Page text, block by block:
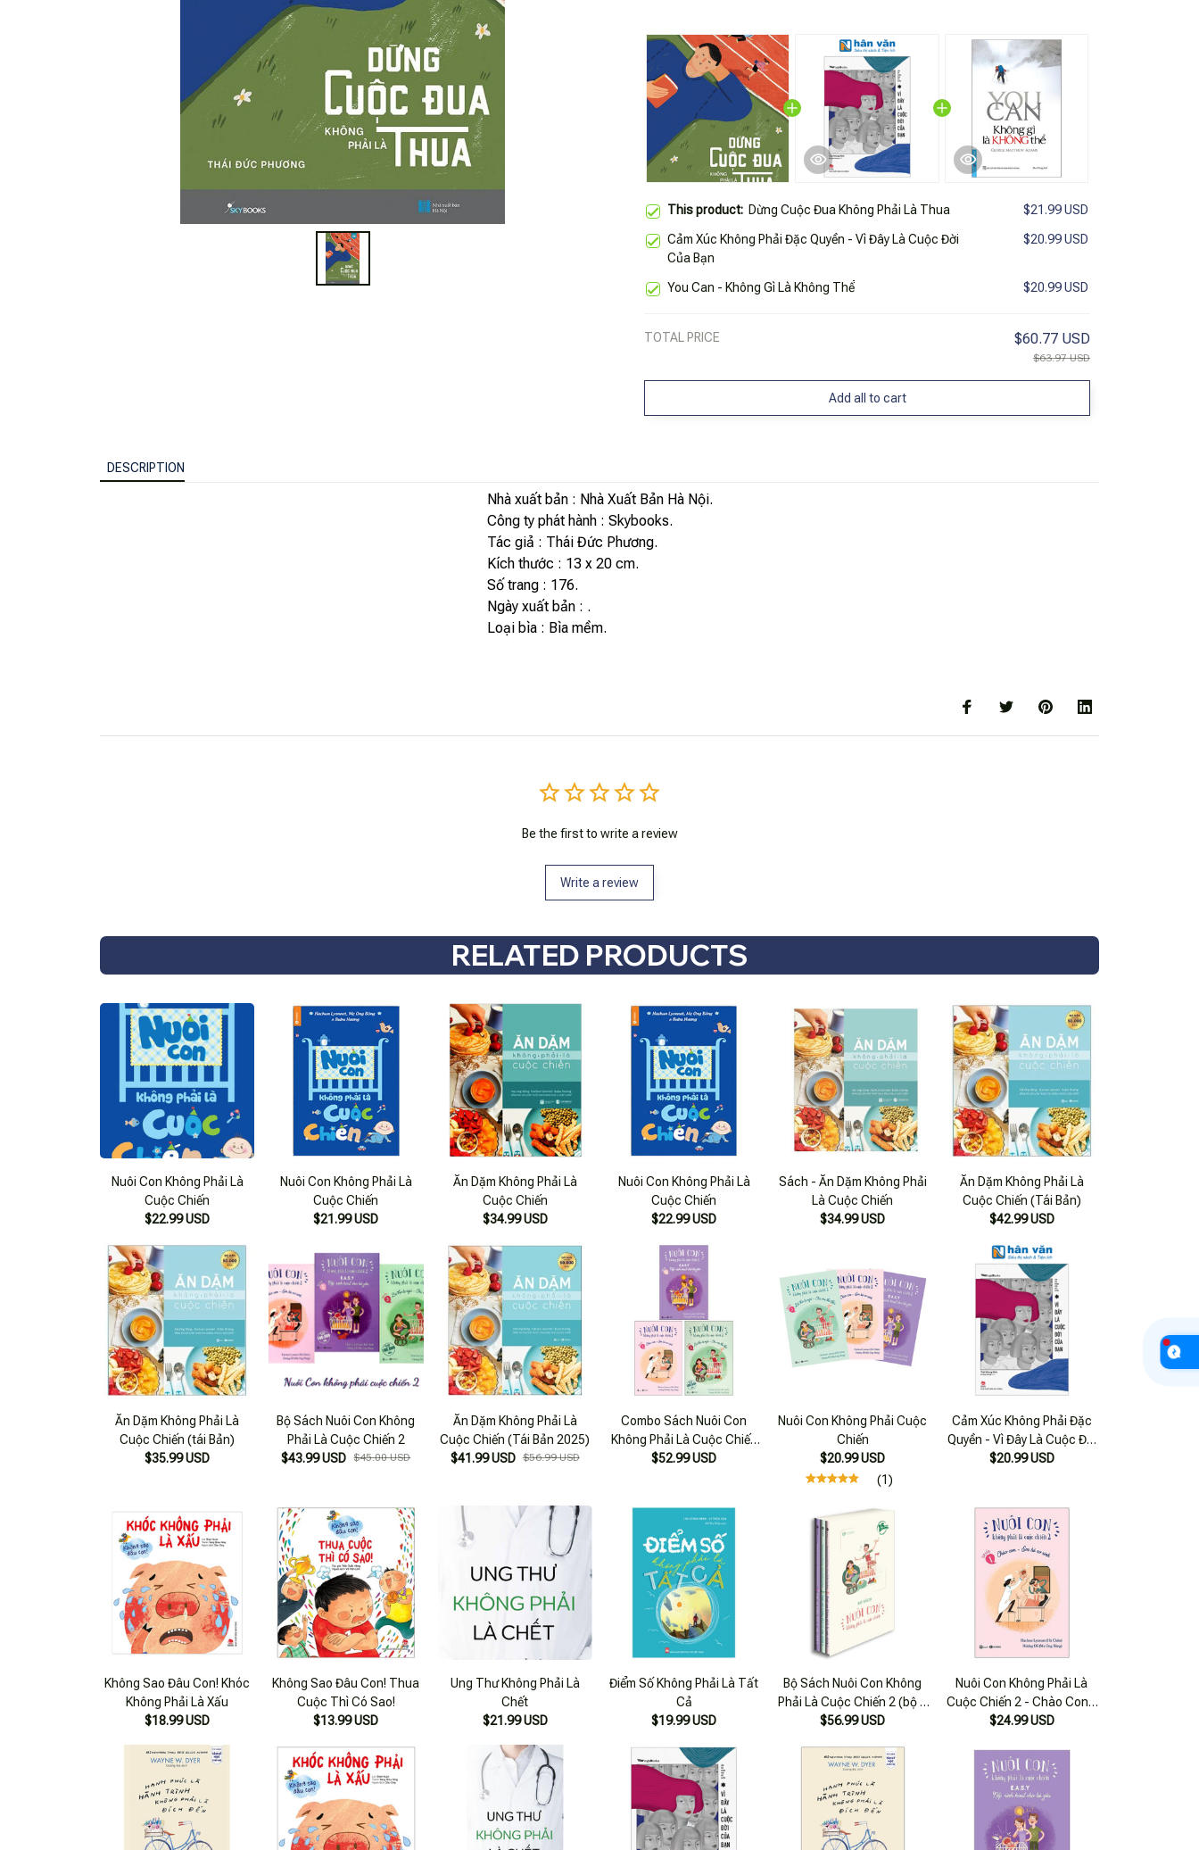
This product: Dừng Cuộc Đua Không Phải Là Thua $21.99 USD
Cảm Xúc Không Phải Đặc Quyền - Vì Đây Là Cuộc Đời
Của Bạn
$20.99 USD
You Can - Không Gì Là Không Thể $20.99 USD
TOTAL PRICE $60.77 USD
$63.97 USD
Add all to cart
DESCRIPTION
Nhà xuất bản : Nhà Xuất Bản Hà Nội.
Công ty phát hành : Skybooks.
Tác giả : Thái Đức Phương.
Kích thước : 13 x 20 cm.
Số trang : 176.
Ngày xuất bản : .
Loại bìa : Bìa mềm.
Be the first to write a review
Write a review
RELATED PRODUCTS
Nuôi Con Không Phải Là
Cuộc Chiến
$22.99 USD
Nuôi Con Không Phải Là
Cuộc Chiến
$21.99 USD
Ăn Dặm Không Phải Là
Cuộc Chiến
$34.99 USD
Nuôi Con Không Phải Là
Cuộc Chiến
$22.99 USD
Sách - Ăn Dặm Không Phải
Là Cuộc Chiến
$34.99 USD
Ăn Dặm Không Phải Là
Cuộc Chiến (Tái Bản)
$42.99 USD
Ăn Dặm Không Phải Là
Cuộc Chiến (tái Bản)
$35.99 USD
Bộ Sách Nuôi Con Không
Phải Là Cuộc Chiến 2
$43.99 USD
$45.00 USD
Ăn Dặm Không Phải Là
Cuộc Chiến (Tái Bản 2025)
$41.99 USD $56.99 USD
Combo Sách Nuôi Con
Không Phải Là Cuộc Chiến
(bộ 3 Tập)
$52.99 USD
Nuôi Con Không Phải Cuộc
Chiến
$20.99 USD
(1)
Cảm Xúc Không Phải Đặc
Quyền - Vì Đây Là Cuộc Đời
Của Bạn
$20.99 USD
Không Sao Đâu Con! Khóc
Không Phải Là Xấu
$18.99 USD
Không Sao Đâu Con! Thua
Cuộc Thì Có Sao!
$13.99 USD
Ung Thư Không Phải Là
Chết
$21.99 USD
Điểm Số Không Phải Là Tất
Cả
$19.99 USD
Bộ Sách Nuôi Con Không
Phải Là Cuộc Chiến 2 (bộ 3
Cuốn)
$56.99 USD
Nuôi Con Không Phải Là
Cuộc Chiến 2 - Chào Con -
Em Bé Sơ Sinh
$24.99 USD